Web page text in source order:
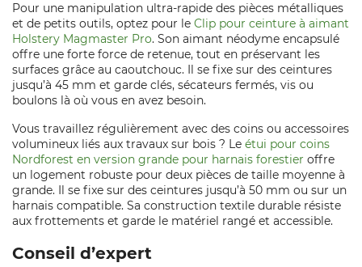
Pour une manipulation ultra-rapide des pièces métalliques
et de petits outils, optez pour le Clip pour ceinture à aimant
Holstery Magmaster Pro. Son aimant néodyme encapsulé
offre une forte force de retenue, tout en préservant les
surfaces grâce au caoutchouc. Il se fixe sur des ceintures
jusqu’à 45 mm et garde clés, sécateurs fermés, vis ou
boulons là où vous en avez besoin.
Vous travaillez régulièrement avec des coins ou accessoires
volumineux liés aux travaux sur bois ? Le étui pour coins
Nordforest en version grande pour harnais forestier offre
un logement robuste pour deux pièces de taille moyenne à
grande. Il se fixe sur des ceintures jusqu’à 50 mm ou sur un
harnais compatible. Sa construction textile durable résiste
aux frottements et garde le matériel rangé et accessible.
Conseil d’expert